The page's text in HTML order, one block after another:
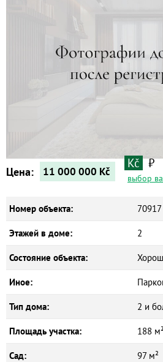
Квартиры
Цена: 11 000 000 Kč
Kč ₽
выбор
Номер объекта: 70917
Этажей в доме: 2
Состояние объекта:
Иное:
Тип дома: 2 и
Площадь участка: 188 м²
Сад: 97 м²